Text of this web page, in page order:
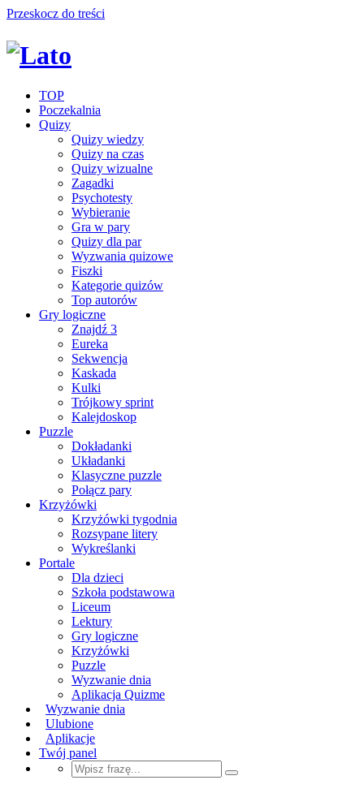
Przeskocz do treści
TOP
Poczekalnia
Quizy
Quizy wiedzy
Quizy na czas
Quizy wizualne
Zagadki
Psychotesty
Wybieranie
Gra w pary
Quizy dla par
Wyzwania quizowe
Fiszki
Kategorie quizów
Top autorów
Gry logiczne
Znajdź 3
Eureka
Sekwencja
Kaskada
Kulki
Trójkowy sprint
Kalejdoskop
Puzzle
Dokładanki
Układanki
Klasyczne puzzle
Połącz pary
Krzyżówki
Krzyżówki tygodnia
Rozsypane litery
Wykreślanki
Portale
Dla dzieci
Szkoła podstawowa
Liceum
Lektury
Gry logiczne
Krzyżówki
Puzzle
Wyzwanie dnia
Aplikacja Quizme
Wyzwanie dnia
Ulubione
Aplikacje
Twój panel